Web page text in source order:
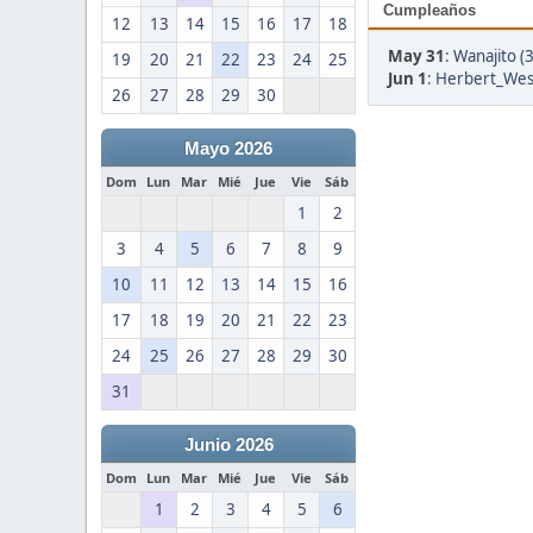
12
13 14 15 16 17
18
19
20 21 22 23 24
25
26
27 28 29 30
Mayo 2026
Dom Lun Mar Mié Jue Vie Sáb
1
2
3
4 5 6 7 8
9
10
11 12 13 14 15
16
17
18 19 20 21 22
23
24
25 26 27 28 29
30
31
Junio 2026
Dom Lun Mar Mié Jue Vie Sáb
1 2 3 4 5 6
Cumpleaños
May 31: Wanajito
Jun 1: